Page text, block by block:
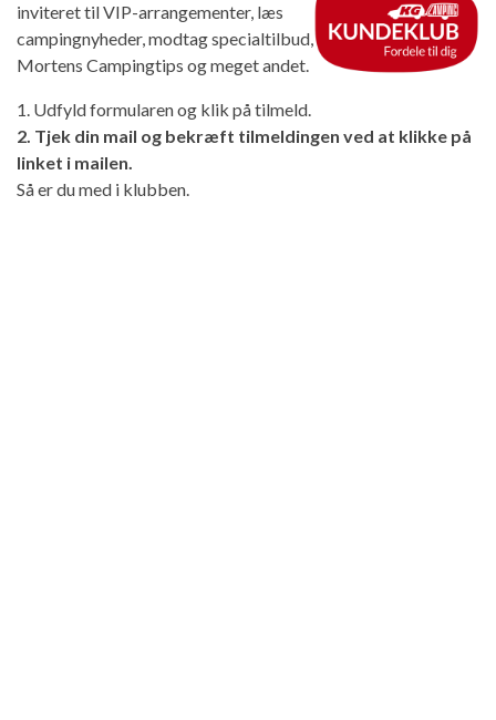
inviteret til VIP-arrangementer, læs
campingnyheder, modtag specialtilbud,
Mortens Campingtips og meget andet.
1. Udfyld formularen og klik på tilmeld.
2. Tjek din mail og bekræft tilmeldingen ved at klikke på
linket i mailen.
Så er du med i klubben.